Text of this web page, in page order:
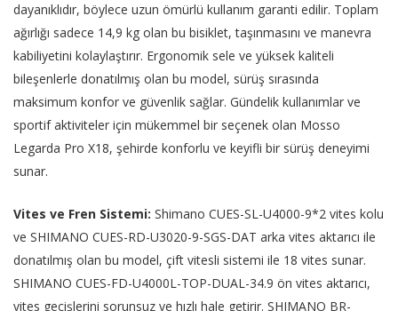
dayanıklıdır, böylece uzun ömürlü kullanım garanti edilir. Toplam
ağırlığı sadece 14,9 kg olan bu bisiklet, taşınmasını ve manevra
kabiliyetini kolaylaştırır. Ergonomik sele ve yüksek kaliteli
bileşenlerle donatılmış olan bu model, sürüş sırasında
maksimum konfor ve güvenlik sağlar. Gündelik kullanımlar ve
sportif aktiviteler için mükemmel bir seçenek olan Mosso
Legarda Pro X18, şehirde konforlu ve keyifli bir sürüş deneyimi
sunar.
Vites ve Fren Sistemi: Shimano CUES-SL-U4000-9*2 vites kolu
ve SHIMANO CUES-RD-U3020-9-SGS-DAT arka vites aktarıcı ile
donatılmış olan bu model, çift vitesli sistemi ile 18 vites sunar.
SHIMANO CUES-FD-U4000L-TOP-DUAL-34.9 ön vites aktarıcı,
vites geçişlerini sorunsuz ve hızlı hale getirir. SHIMANO BR-